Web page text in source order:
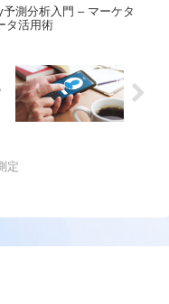
測分析入門 – マーケタ
タ活用術
定